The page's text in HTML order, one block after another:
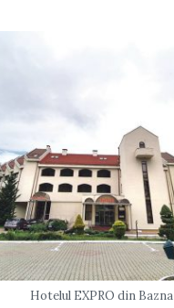
Hotelul EXPRO din Bazna